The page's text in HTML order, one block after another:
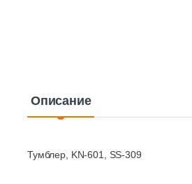
Описание
Тумблер, KN-601, SS-309